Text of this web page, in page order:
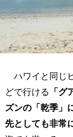
ハワイと同じ
どで行ける 「
ズンの「乾季」
先としても非常